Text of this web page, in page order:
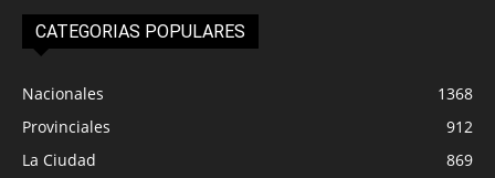
CATEGORIAS POPULARES
Nacionales
1368
Provinciales
912
La Ciudad
869